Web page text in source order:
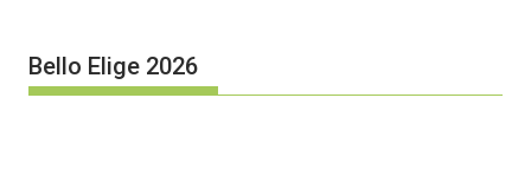
Bello Elige 2026